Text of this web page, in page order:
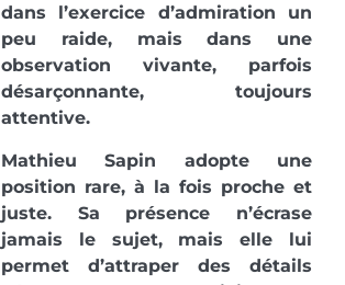
dans l’exercice d’admiration un
peu raide, mais dans une
observation vivante, parfois
désarçonnante, toujours
attentive.
Mathieu Sapin adopte une
position rare, à la fois proche et
juste. Sa présence n’écrase
jamais le sujet, mais elle lui
permet d’attraper des détails